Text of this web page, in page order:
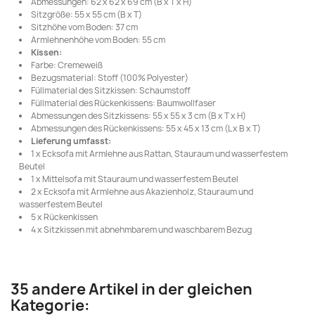
Sitzgröße: 55 x 55 cm (B x T)
Sitzhöhe vom Boden: 37 cm
Armlehnenhöhe vom Boden: 55 cm
Kissen:
Farbe: Cremeweiß
Bezugsmaterial: Stoff (100% Polyester)
Füllmaterial des Sitzkissen: Schaumstoff
Füllmaterial des Rückenkissens: Baumwollfaser
Abmessungen des Sitzkissens: 55 x 55 x 3 cm (B x T x H)
Abmessungen des Rückenkissens: 55 x 45 x 13 cm (L x B x T)
Lieferung umfasst:
1 x Ecksofa mit Armlehne aus Rattan, Stauraum und wasserfestem
Beutel
1 x Mittelsofa mit Stauraum und wasserfestem Beutel
2 x Ecksofa mit Armlehne aus Akazienholz, Stauraum und
wasserfestem Beutel
5 x Rückenkissen
4 x Sitzkissen mit abnehmbarem und waschbarem Bezug
35 andere Artikel in der gleichen
Kategorie: